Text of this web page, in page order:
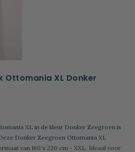
Ottomania XL Donker
XL in de kleur Donker Zeegroen is
Donker Zeegroen Ottomania XL
van 160 x 220 cm - XXL. Ideaal voor